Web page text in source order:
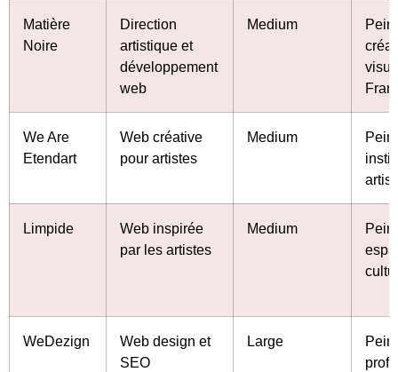
Matière
Noire
Direction
artistique et
développement
web
Medium
We Are
Etendart
Web créative
pour artistes
Medium
Limpide
Web inspirée
par les artistes
Medium
WeDezign
Web design et
SEO
Large